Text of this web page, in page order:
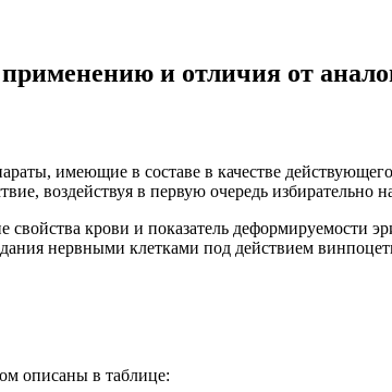
и отличия от
имеющие в составе в качестве
воздействуя в первую очередь избирательно
крови и показатель деформируемости
нервными клетками под действием
описаны в таблице: